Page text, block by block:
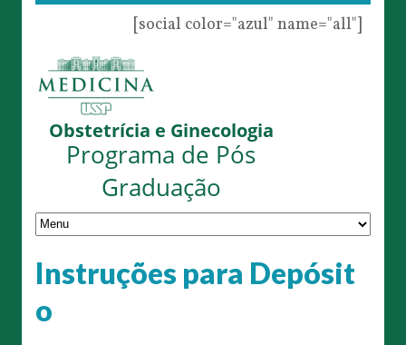
[social color="azul" name="all"]
Obstetrícia e Ginecologia
Programa de Pós
Graduação
Instruções para Depósit
o